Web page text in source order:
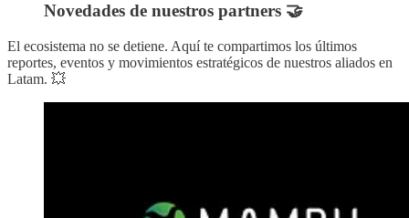
Novedades de nuestros partners 🤝
El ecosistema no se detiene. Aquí te compartimos los últimos
reportes, eventos y movimientos estratégicos de nuestros aliados en
Latam. 💥